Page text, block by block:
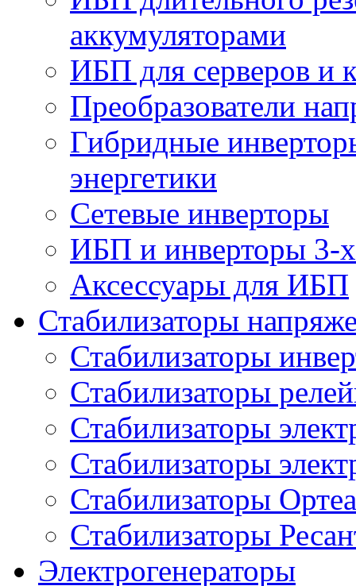
аккумуляторами
ИБП для серверов и
Преобразователи
Гибридные
энергетики
Сетевые инверторы
ИБП и инверторы 3-
Аксессуары для ИБП
Стабилизаторы
Стабилизаторы
Стабилизаторы
Стабилизаторы
Стабилизаторы
Стабилизаторы Ортеа
Стабилизаторы
Электрогенераторы